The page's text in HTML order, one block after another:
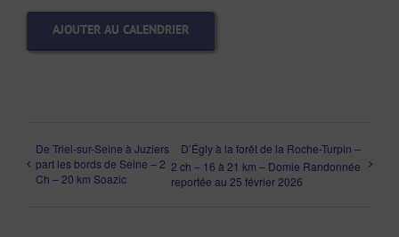
AJOUTER AU CALENDRIER
De Triel-sur-Seine à Juziers
part les bords de Seine – 2
Ch – 20 km Soazic
D’Égly à la forêt de la Roche-Turpin –
2 ch – 16 à 21 km – Domie Randonnée
reportée au 25 février 2026